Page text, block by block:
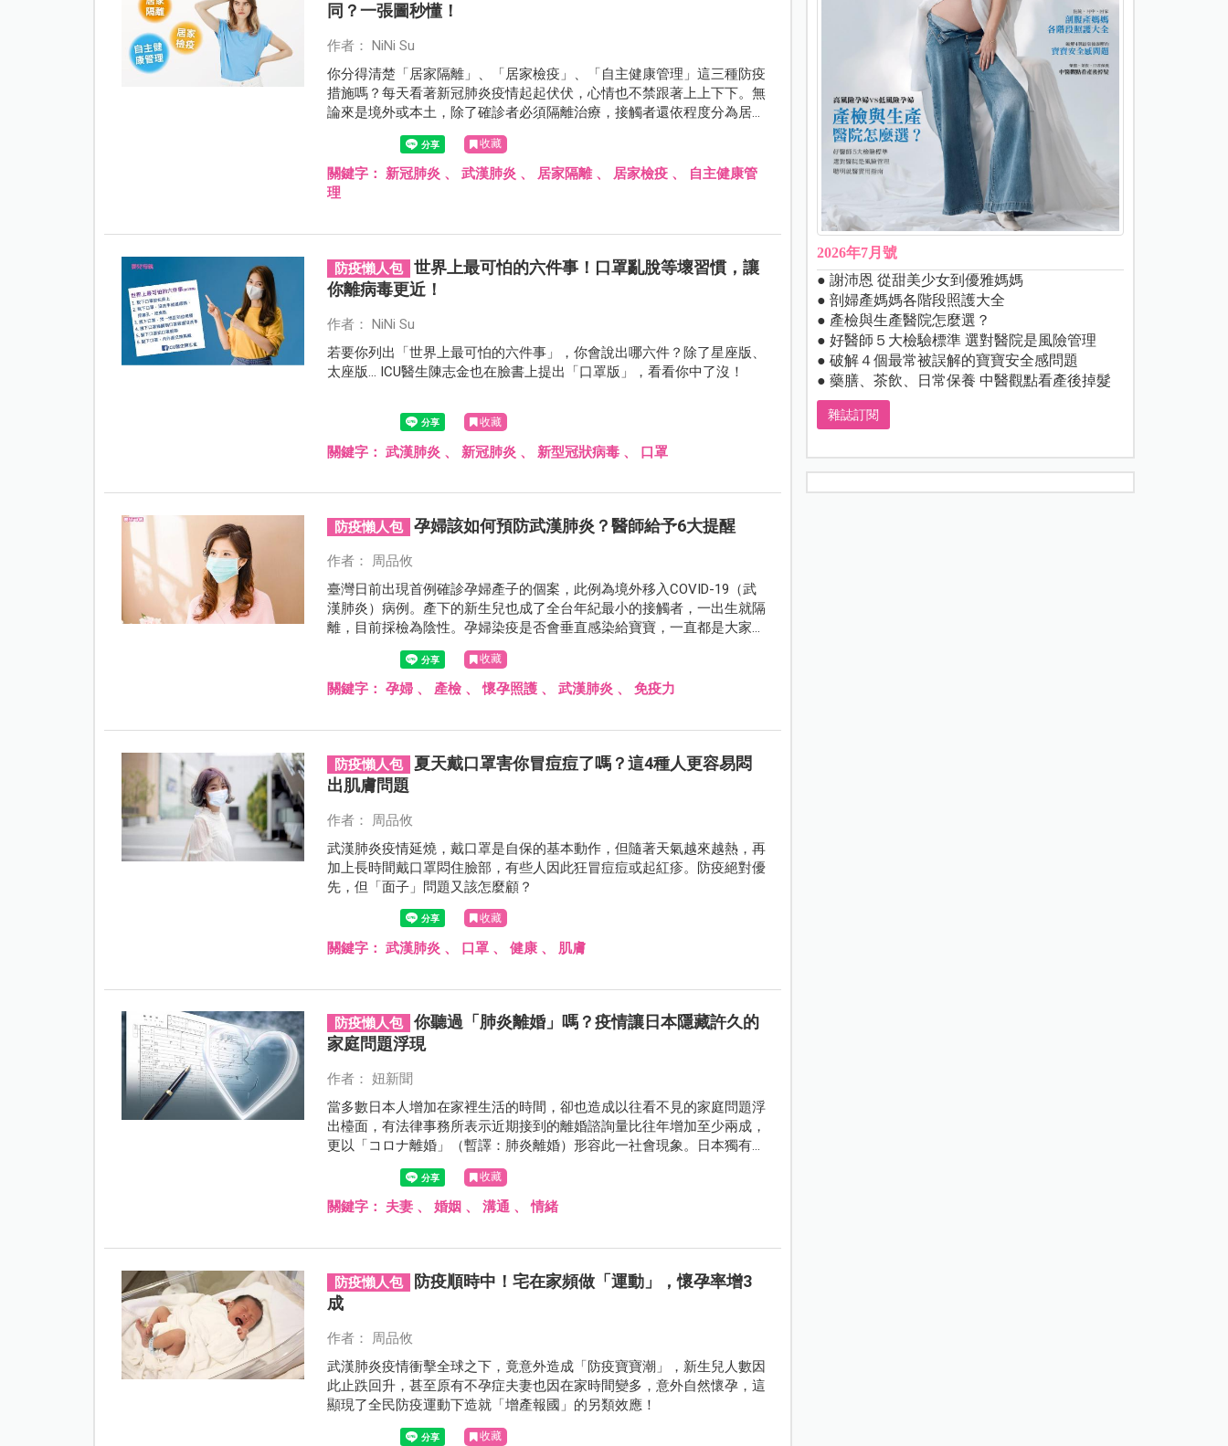
同？一張圖秒懂！
作者： NiNi Su
你分得清楚「居家隔離」、「居家檢疫」、「自主健康管理」這三種防疫
措施嗎？每天看著新冠肺炎疫情起起伏伏，心情也不禁跟著上上下下。無
論來是境外或本土，除了確診者必須隔離治療，接觸者還依程度分為居家
隔離、居家檢疫以及自主健康管理，究竟這三種有什麼不同？
收藏
關鍵字：新冠肺炎 、武漢肺炎 、 居家隔離、 居家檢疫 、
自主健康管
理
防疫懶人包
世界上最可怕的六件事！口罩亂脫等壞習慣，讓
你離病毒更近！
作者： NiNi Su
若要你列出「世界上最可怕的六件事」，你會說出哪六件？除了星座版、
太座版... ICU醫生陳志金也在臉書上提出「口罩版」，看看你中了沒！
收藏
關鍵字：武漢肺炎 、新冠肺炎 、新型冠狀病毒 、 口罩
防疫懶人包 孕婦該如何預防武漢肺炎？醫師給予6大提醒
作者： 周品攸
臺灣日前出現首例確診孕婦產子的個案，此例為境外移入COVID-19（武
漢肺炎）病例。產下的新生兒也成了全台年紀最小的接觸者，一出生就隔
離，目前採檢為陰性。孕婦染疫是否會垂直感染給寶寶，一直都是大家很
關切的問題，雖然臺灣目前尚無本土孕婦感染武漢肺炎的案例，但仍有不
少孕婦會擔心。對此，婦產科醫師給孕媽媽們幾點建議。
收藏
關鍵字：孕婦 、 產檢 、懷孕照護 、武漢肺炎 、免疫力
防疫懶人包
夏天戴口罩害你冒痘痘了嗎？這4種人更容易悶
出肌膚問題
作者： 周品攸
武漢肺炎疫情延燒，戴口罩是自保的基本動作，但隨著天氣越來越熱，再
加上長時間戴口罩悶住臉部，有些人因此狂冒痘痘或起紅疹。防疫絕對優
先，但「面子」問題又該怎麼顧？
收藏
關鍵字：武漢肺炎 、 口罩 、健康 、 肌膚
防疫懶人包
你聽過「肺炎離婚」嗎？疫情讓日本隱藏許久的
家庭問題浮現
作者： 妞新聞
當多數日本人增加在家裡生活的時間，卻也造成以往看不見的家庭問題浮
出檯面，有法律事務所表示近期接到的離婚諮詢量比往年增加至少兩成，
更以「コロナ離婚」（暫譯：肺炎離婚）形容此一社會現象。日本獨有的
新詞「肺炎離婚」？！背後隱藏的性別議題探討。
收藏
關鍵字： 夫妻 、婚姻 、溝通 、情緒
防疫懶人包
防疫順時中！宅在家頻做「運動」，懷孕率增3
成
作者： 周品攸
武漢肺炎疫情衝擊全球之下，竟意外造成「防疫寶寶潮」，新生兒人數因
此止跌回升，甚至原有不孕症夫妻也因在家時間變多，意外自然懷孕，這
顯現了全民防疫運動下造就「增產報國」的另類效應！
收藏
2026年7月號
● 謝沛恩 從甜美少女到優雅媽媽
● 剖婦產媽媽各階段照護大全
● 產檢與生產醫院怎麼選？
● 好醫師５大檢驗標準 選對醫院是風險管理
● 破解４個最常被誤解的寶寶安全感問題
● 藥膳、茶飲、日常保養 中醫觀點看產後掉髮
雜誌訂閱